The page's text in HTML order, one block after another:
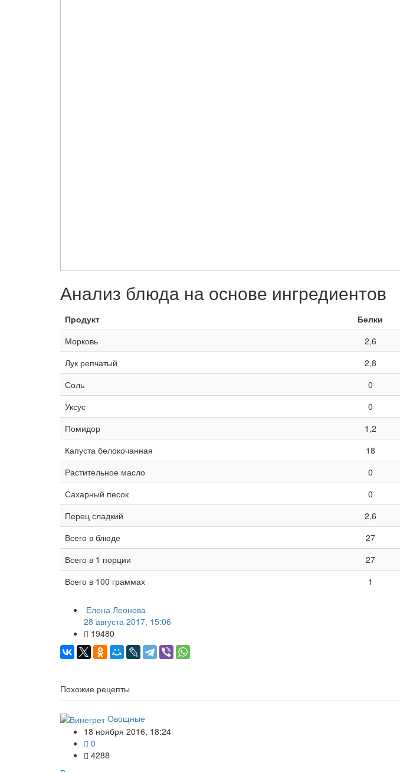
Анализ блюда на основе ингредиентов
Продукт Белки
Морковь
2,6
Лук репчатый
2,8
Соль
0
Уксус
0
Помидор
1,2
Капуста белокочанная
18
Растительное масло
0
Сахарный песок
0
Перец сладкий
2,6
Всего в блюде
27
Всего в 1 порции
27
Всего в 100 граммах
1
Елена Леонова
28 августа 2017, 15:06
19480
Похожие рецепты
Овощные
18 ноября 2016, 18:24
0
4288